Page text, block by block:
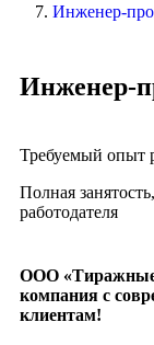
Инженер-
Инженер-
Требуемый опыт
Полная
работодателя
ООО «Тиражные
компания с
клиентам!